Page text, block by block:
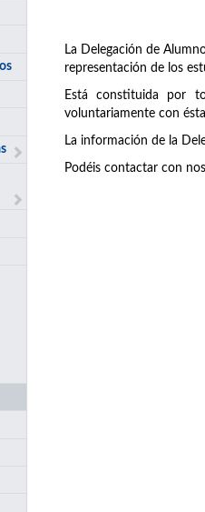
La Delegación de
representación de los
Está constituida por
voluntariamente con
La información de la
Podéis contactar con